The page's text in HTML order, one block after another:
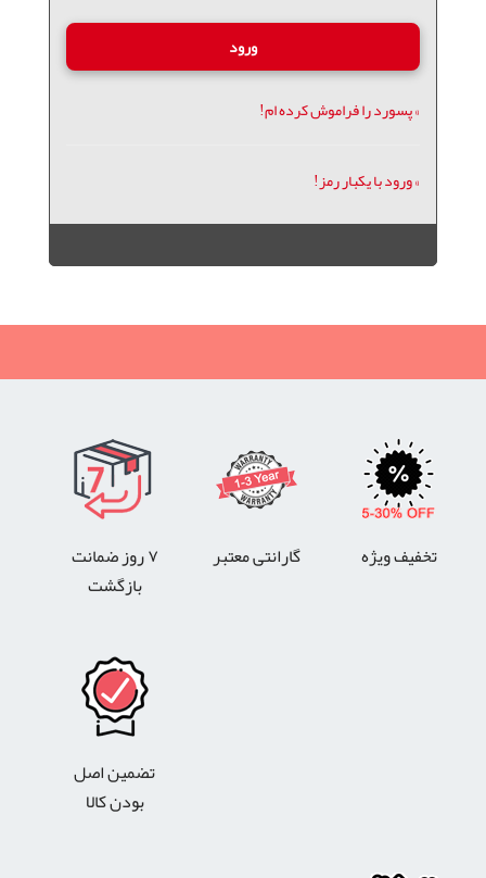
» پسورد را فراموش کرده ام!
» ورود با یکبار رمز!
تخفیف ویژه گارانتی معتبر
۷ روز ضمانت
بازگشت
تضمین اصل
بودن کالا